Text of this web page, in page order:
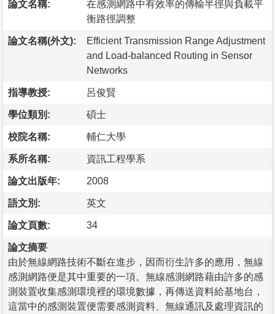
論文名稱:
在感測網路中有效率的傳輸半徑與負載平
衡路徑調整
論文名稱(外文):
Efficient Transmission Range Adjustment
and Load-balanced Routing in Sensor
Networks
指導教授: 呂俊賢
學位類別: 碩士
校院名稱: 輔仁大學
系所名稱: 資訊工程學系
論文出版年: 2008
語文別: 英文
論文頁數: 34
論文摘要
由於無線網路技術不斷在進步，因而衍生許多的應用，無線
感測網路便是其中重要的一項。無線感測網路藉由許多的感
測裝置收集感測環境裡的環境數據，再傳送資料給基地台，
這當中的感測裝置便需要感測資料、無線通訊及處理資訊的